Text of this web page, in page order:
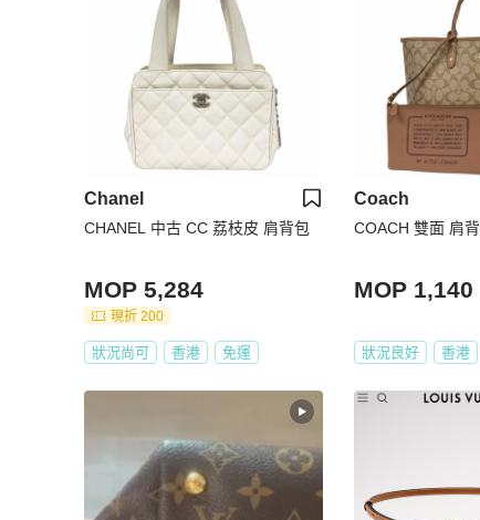
Chanel
CHANEL 中古 CC 荔枝皮 肩背包
MOP 5,284
現折 200
狀況尚可 香港 免運
Coach
COACH 雙面 肩
MOP 1,140
狀況良好 香港